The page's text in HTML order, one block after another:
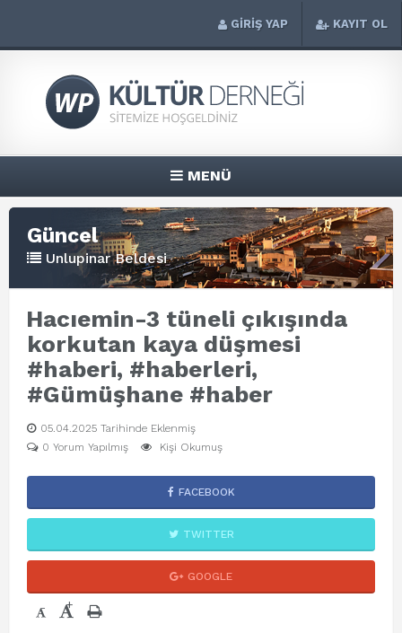
GİRİŞ YAP KAYIT OL
MENÜ
Güncel
Unlupinar Beldesi
Hacıemin-3 tüneli çıkışında
korkutan kaya düşmesi
#haberi, #haberleri,
#Gümüşhane #haber
05.04.2025 Tarihinde Eklenmiş
0 Yorum Yapılmış
Kişi Okumuş
FACEBOOK
TWITTER
GOOGLE
- +